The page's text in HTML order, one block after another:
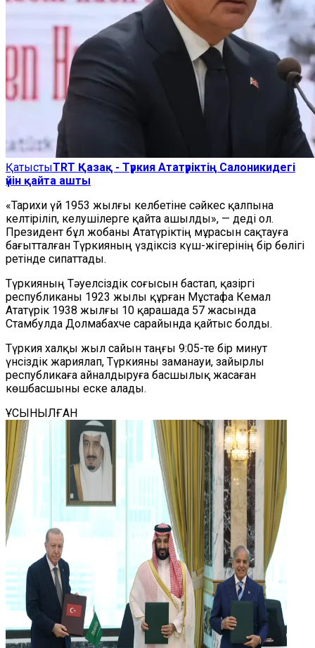
ҚатыстыTRT Қазақ - Түркия Ататүріктің Салоникидегі
үйін қайта ашты
«Тарихи үй 1953 жылғы келбетіне сәйкес қалпына
келтіріліп, келушілерге қайта ашылды», — деді ол.
Президент бұл жобаны Ататүріктің мұрасын сақтауға
бағытталған Түркияның үздіксіз күш-жігерінің бір бөлігі
ретінде сипаттады.
Түркияның Тәуелсіздік соғысын бастап, қазіргі
республиканы 1923 жылы құрған Мұстафа Кемал
Ататүрік 1938 жылғы 10 қарашада 57 жасында
Стамбулда Долмабахче сарайында қайтыс болды.
Түркия халқы жыл сайын таңғы 9:05-те бір минут
үнсіздік жариялап, Түркияны заманауи, зайырлы
республикаға айналдыруға басшылық жасаған
көшбасшыны еске алады.
ҰСЫНЫЛҒАН